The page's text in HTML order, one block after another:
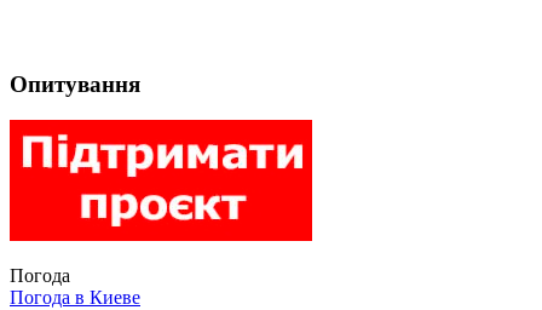
Опитування
Погода
Погода в Киеве